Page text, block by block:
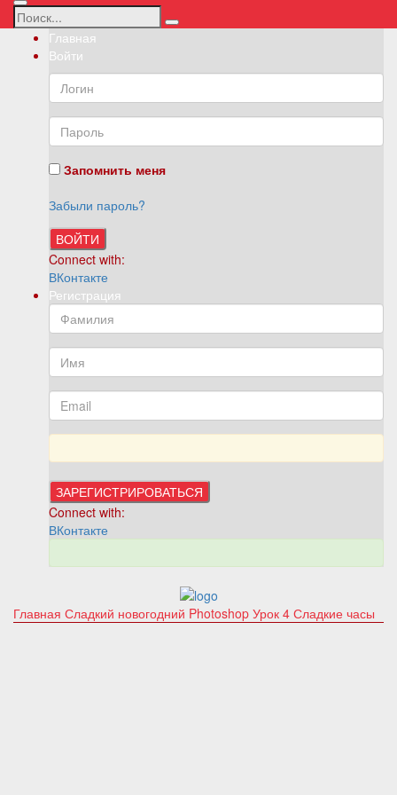
Главная
Войти
Запомнить меня
Забыли пароль?
ВОЙТИ
Connect with:
ВКонтакте
Регистрация
Connect with:
ВКонтакте
Главная Сладкий новогодний Photoshop Урок 4 Сладкие часы